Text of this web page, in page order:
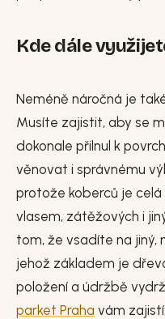
Kde dále
Neméně náročná je
Musíte zajistit, aby se
dokonale přilnul k
věnovat i správnému
protože koberců je
vlasem, zátěžových i
tom, že vsadíte na jiný,
jehož základem je
položení a údržbě
parket Praha vám